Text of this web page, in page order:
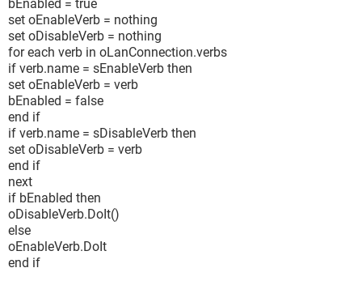
bEnabled = true
set oEnableVerb = nothing
set oDisableVerb = nothing
for each verb in oLanConnection.verbs
if verb.name = sEnableVerb then
set oEnableVerb = verb
bEnabled = false
end if
if verb.name = sDisableVerb then
set oDisableVerb = verb
end if
next
if bEnabled then
oDisableVerb.DoIt()
else
oEnableVerb.DoIt
end if